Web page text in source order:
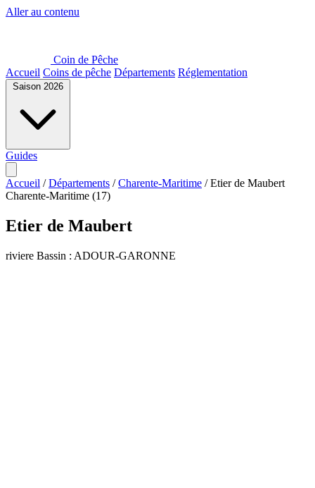
Aller au contenu
Coin de Pêche
Accueil Coins de pêche Départements Réglementation
Saison 2026
Guides
Accueil / Départements / Charente-Maritime / Etier de Maubert
Charente-Maritime (17)
Etier de Maubert
riviere Bassin : ADOUR-GARONNE